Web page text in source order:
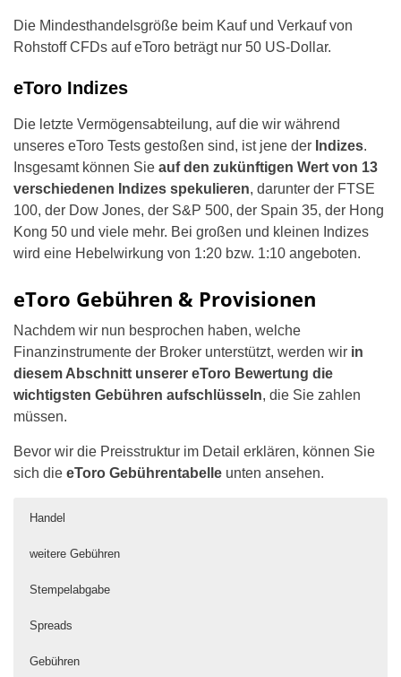
Die Mindesthandelsgröße beim Kauf und Verkauf von
Rohstoff CFDs auf eToro beträgt nur 50 US-Dollar.
eToro Indizes
Die letzte Vermögensabteilung, auf die wir während
unseres eToro Tests gestoßen sind, ist jene der Indizes.
Insgesamt können Sie auf den zukünftigen Wert von 13
verschiedenen Indizes spekulieren, darunter der FTSE
100, der Dow Jones, der S&P 500, der Spain 35, der Hong
Kong 50 und viele mehr. Bei großen und kleinen Indizes
wird eine Hebelwirkung von 1:20 bzw. 1:10 angeboten.
eToro Gebühren & Provisionen
Nachdem wir nun besprochen haben, welche
Finanzinstrumente der Broker unterstützt, werden wir in
diesem Abschnitt unserer eToro Bewertung die
wichtigsten Gebühren aufschlüsseln, die Sie zahlen
müssen.
Bevor wir die Preisstruktur im Detail erklären, können Sie
sich die eToro Gebührentabelle unten ansehen.
Handel
weitere Gebühren
Stempelabgabe
Spreads
Gebühren